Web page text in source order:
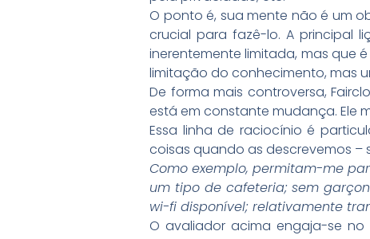
O ponto é, sua mente não é um
crucial para fazê-lo. A principal
inerentemente limitada, mas que
limitação do conhecimento, mas
De forma mais controversa,
está em constante mudança. Ele
Essa linha de raciocínio é
coisas quando as descrevemos
Como exemplo, permitam-me
um tipo de cafeteria; sem
wi-fi disponível; relativamente
O avaliador acima engaja-se